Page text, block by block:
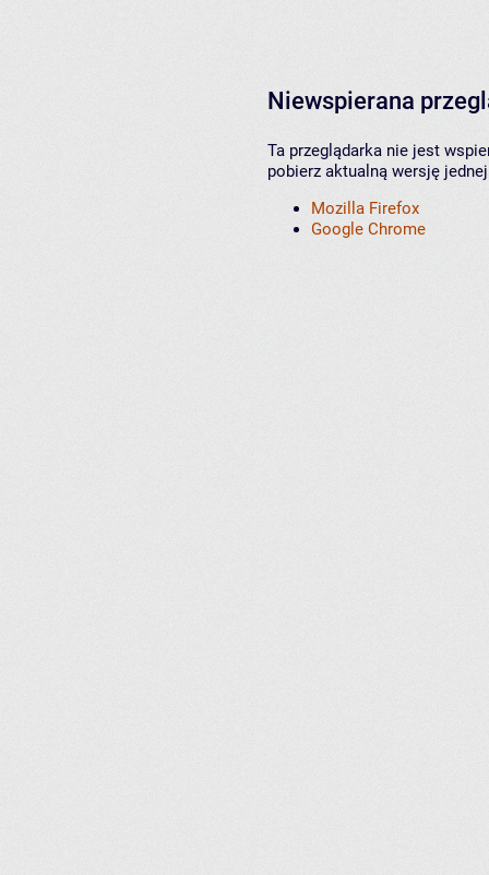
Niewspierana
Ta przeglądarka nie jest
pobierz aktualną wersję
Mozilla Firefox
Google Chrome